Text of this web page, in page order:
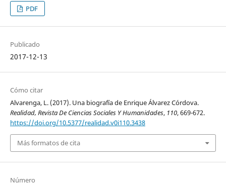
PDF
Publicado
2017-12-13
Cómo citar
Alvarenga, L. (2017). Una biografía de Enrique Álvarez Córdova.
Realidad, Revista De Ciencias Sociales Y Humanidades, 110, 669-672.
https://doi.org/10.5377/realidad.v0i110.3438
Más formatos de cita
Número